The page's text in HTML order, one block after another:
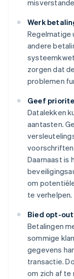
Werk
Regelmatige
andere
zorgen dat
problemen
Geef
Datalekken
aantasten.
Daarnaast is
om
te verhelpen.
Bied opt-
Betalingen
sommige
gegevens
transactie.
om zich af te